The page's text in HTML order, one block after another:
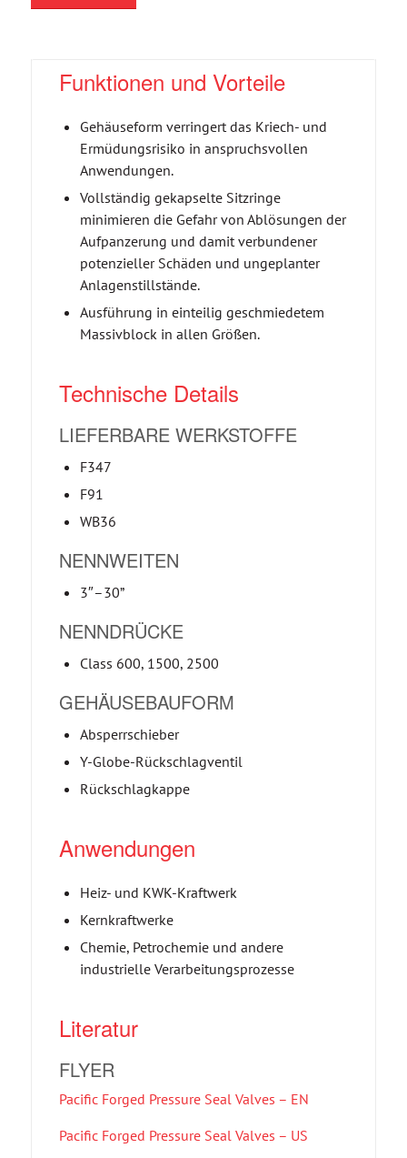
Funktionen und Vorteile
Gehäuseform verringert das Kriech- und
Ermüdungsrisiko in anspruchsvollen
Anwendungen.
Vollständig gekapselte Sitzringe
minimieren die Gefahr von Ablösungen der
Aufpanzerung und damit verbundener
potenzieller Schäden und ungeplanter
Anlagenstillstände.
Ausführung in einteilig geschmiedetem
Massivblock in allen Größen.
Technische Details
LIEFERBARE WERKSTOFFE
F347
F91
WB36
NENNWEITEN
3″–30”
NENNDRÜCKE
Class 600, 1500, 2500
GEHÄUSEBAUFORM
Absperrschieber
Y-Globe-Rückschlagventil
Rückschlagkappe
Anwendungen
Heiz- und KWK-Kraftwerk
Kernkraftwerke
Chemie, Petrochemie und andere
industrielle Verarbeitungsprozesse
Literatur
FLYER
Pacific Forged Pressure Seal Valves – EN
Pacific Forged Pressure Seal Valves – US